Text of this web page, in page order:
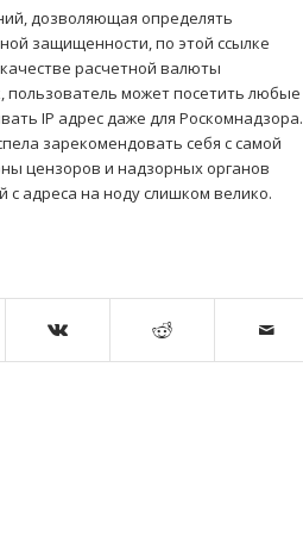
дозволяющая определять
защищенности, по этой ссылке
расчетной валюты
пользователь может посетить любые
IP адрес даже для Роскомнадзора.
зарекомендовать себя с самой
цензоров и надзорных органов
адреса на ноду слишком велико.